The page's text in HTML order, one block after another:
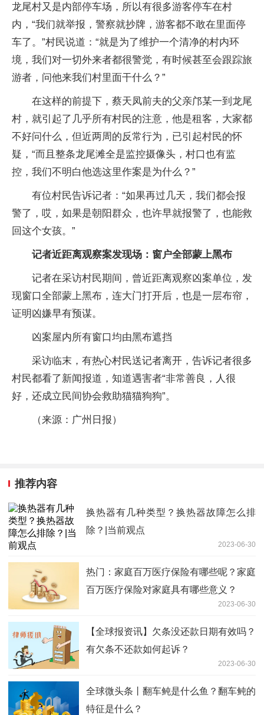
龙尾村又是内部停车场，所以有很多游客停车在村
内，“我们就举报，警察就抄牌，游客都不敢在里面停
车了。”村民说道：“就是为了维护一个清净的村内环
境，我们对一切外来者都很警觉，有时候甚至会跟踪旅
游者，问他来我们村里面干什么？”
在这样的前提下，蔡天凤前夫的父亲邝某一到龙尾
村，就引起了几乎所有村民的注意，他是租客，大家都
不好问什么，但近两周的反常行为，已引起村民的怀
疑，“而且整条龙尾滩全是监控摄像头，村口也有监
控，我们不明白他选这里作案是为什么？”
有位村民告诉记者：“如果再过几天，我们都会报
警了，哎，如果是朝阳群众，也许早就报警了，也能救
回这个女孩。”
记者近距离观察案发现场：窗户全部蒙上黑布
记者在采访村民期间，曾近距离观察凶案单位，发
现窗口全部蒙上黑布，连大门打开后，也是一层布帘，
证明凶嫌早有预谋。
凶案屋内所有窗口均由黑布遮挡
采访临末，有热心村民送记者离开，告诉记者很多
村民都看了新闻报道，知道遇害者“非常善良，人很
好，还成立民间协会救助猫猫狗狗”。
（来源： 广州日报）
推荐内容
换热器有几种类型？换热器故障怎么排
除？|当前观点
2023-06-30
热门：家庭百万医疗保险有哪些呢？家庭
百万医疗保险对家庭具有哪些意义？
2023-06-30
【全球报资讯】欠条没还款日期有效吗？
有欠条不还款如何起诉？
2023-06-30
全球微头条丨翻车鲀是什么鱼？翻车鲀的
特征是什么？